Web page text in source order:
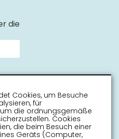
die
Cookies, um Besuche
für
die ordnungsgemäße
Cookies
die beim Besuch einer
Geräts (Computer,